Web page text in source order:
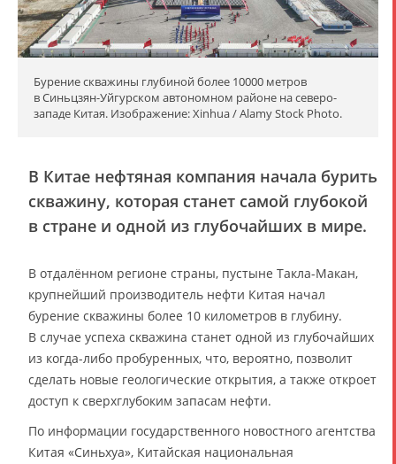
Бурение скважины глубиной более 10000 метров
в Синьцзян-Уйгурском автономном районе на северо-
западе Китая. Изображение: Xinhua / Alamy Stock Photo.
В Китае нефтяная компания начала бурить
скважину, которая станет самой глубокой
в стране и одной из глубочайших в мире.
В отдалённом регионе страны, пустыне Такла-Макан,
крупнейший производитель нефти Китая начал
бурение скважины более 10 километров в глубину.
В случае успеха скважина станет одной из глубочайших
из когда-либо пробуренных, что, вероятно, позволит
сделать новые геологические открытия, а также откроет
доступ к сверхглубоким запасам нефти.
По информации государственного новостного агентства
Китая «Синьхуа», Китайская национальная